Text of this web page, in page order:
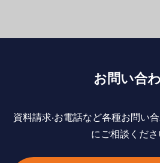
お問い合
資料請求‧お電話など各種お問い
にご相談くださ